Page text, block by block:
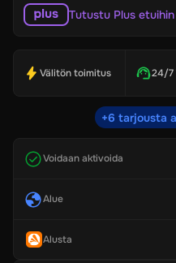
Tutustu Plus etuihin
Välitön toimitus 24/7
+6 tarjousta
Voidaan aktivoida
Alue
Alusta